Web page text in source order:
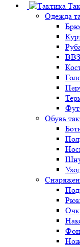
Одежда
ВВЗ
Обувь